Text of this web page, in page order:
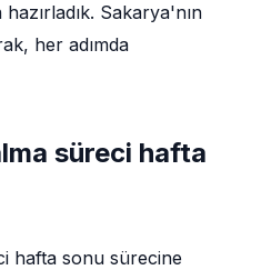
Sakarya'nın
her adımda
süreci hafta
hafta sonu sürecine